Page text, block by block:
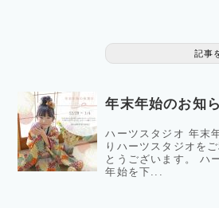
記事
年末年始のお知
ハーツスタジオ 年末
りハーツスタジオを
とうございます。 ハ
年始を下...